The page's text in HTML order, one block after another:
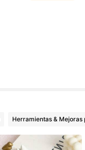
Herramientas & Mejoras